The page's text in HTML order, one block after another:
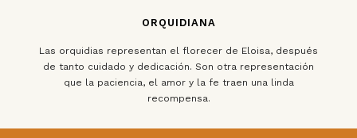
ORQUIDIANA
Las orquidias representan el florecer de Eloisa, después
de tanto cuidado y dedicación. Son otra representación
que la paciencia, el amor y la fe traen una linda
recompensa.